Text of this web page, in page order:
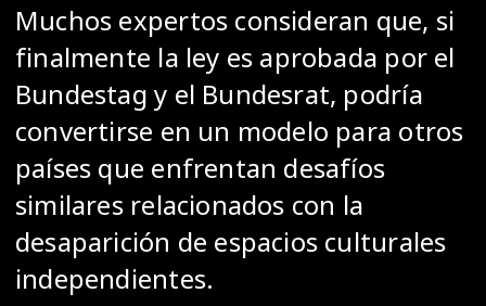
Muchos expertos consideran que, si
finalmente la ley es aprobada por el
Bundestag y el Bundesrat, podría
convertirse en un modelo para otros
países que enfrentan desafíos
similares relacionados con la
desaparición de espacios culturales
independientes.